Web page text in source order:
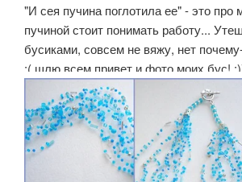
"И сея пучина поглотила ее" - это про
пучиной стоит понимать работу...
бусиками, совсем не вяжу, нет
:( шлю всем привет и фото моих бус!